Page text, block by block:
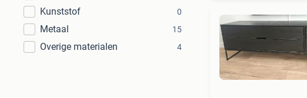
Kunststof 0
Metaal 15
Overige materialen 4